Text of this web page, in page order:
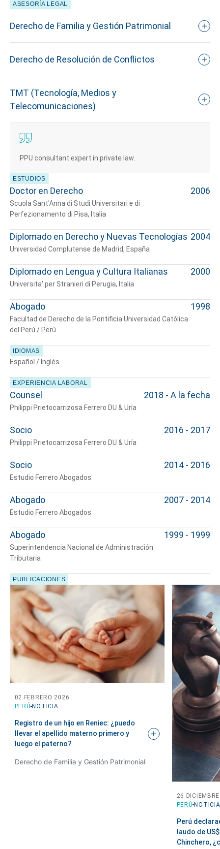
ASESORÍA LEGAL
Derecho de Familia y Gestión Patrimonial
Derecho de Resolución de Conflictos
TMT (Tecnología, Medios y
Telecomunicaciones)
PPU consultant expert in private law.​
ESTUDIOS
Doctor en Derecho
Scuola Sant'Anna di Studi Universitari e di
Perfezionamento di Pisa, Italia
2006
Diplomado en Derecho y Nuevas Tecnologías
Universidad Complutense de Madrid, España
2004
Diplomado en Lengua y Cultura Italianas
Universita' per Stranieri di Perugia, Italia
2000
Abogado
Facultad de Derecho de la Pontificia Universidad Católica
del Perú / Perú
1998
IDIOMAS
Español / Inglés
EXPERIENCIA LABORAL
Counsel
Philippi Prietocarrizosa Ferrero DU & Uría
2018 - A la fecha
Socio
Philippi Prietocarrizosa Ferrero DU & Uría
2016 - 2017
Socio
Estudio Ferrero Abogados
2014 - 2016
Abogado
Estudio Ferrero Abogados
2007 - 2014
Abogado
Superintendencia Nacional de Administración
Tributaria
1999 - 1999
PUBLICACIONES
PERÚ NOTICIA
02 FEBRERO 2026
Registro de un hijo en Reniec: ¿puedo
llevar el apellido materno primero y
luego el paterno?
Derecho de Familia y Gestión Patrimonial
PERÚ NOTICIA
26
Perú
laudo de
Chinchero,